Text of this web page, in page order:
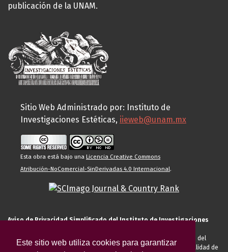
Este sitio web utiliza cookies para garantizar
publicación de la UNAM.
Sitio Web Administrado por: Instituto de
Investigaciones Estéticas, iieweb@unam.mx
Esta obra está bajo una Licencia Creative Commons
Atribución-NoComercial-SinDerivadas 4.0 Internacional.
Aviso de Privacidad Simplificado del Instituto de Investigaciones
El Instituto de Investigaciones Estéticas de la UNAM, es responsable del
tratamiento de sus datos personales para el registro de usted en calidad de